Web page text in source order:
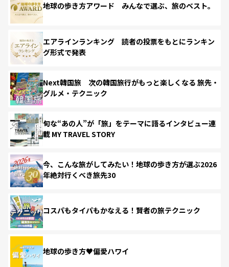
地球の歩き方アワード みんなで選ぶ、旅のベスト。
エアラインランキング 読者の投票をもとにランキン
グ形式で発表
Next韓国旅 次の韓国旅行がもっと楽しくなる 旅先・
グルメ・テクニック
旬な“あの人”が「旅」をテーマに語るインタビュー連
載 MY TRAVEL STORY
今、こんな旅がしてみたい！地球の歩き方が選ぶ2026
年絶対行くべき旅先30
コスパもタイパもかなえる！賢者の旅テクニック
地球の歩き方♥偏愛ハワイ